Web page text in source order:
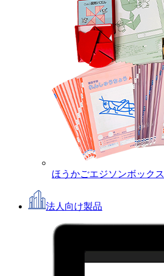
ほうかごエジソンボックス
法人向け製品